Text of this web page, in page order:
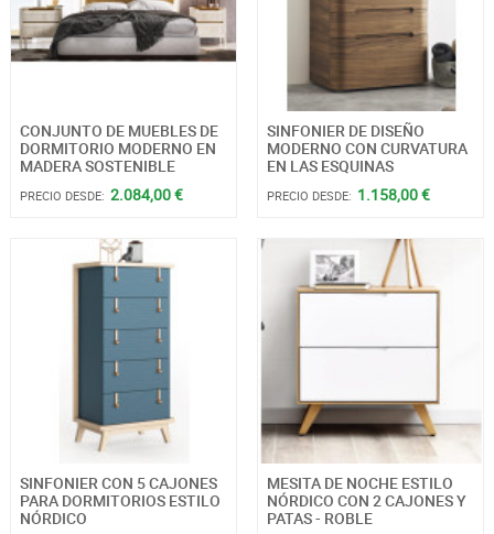
CONJUNTO DE MUEBLES DE
DORMITORIO MODERNO EN
MADERA SOSTENIBLE
PRECIO DESDE: 2.084,00 €
SINFONIER DE DISEÑO
MODERNO CON CURVATURA
EN LAS ESQUINAS
PRECIO DESDE: 1.158,00 €
SINFONIER CON 5 CAJONES
PARA DORMITORIOS ESTILO
NÓRDICO
MESITA DE NOCHE ESTILO
NÓRDICO CON 2 CAJONES Y
PATAS - ROBLE